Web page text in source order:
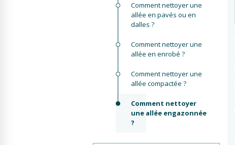
Comment nettoyer une
allée en pavés ou en
dalles ?
Comment nettoyer une
allée en enrobé ?
Comment nettoyer une
allée compactée ?
Comment nettoyer
une allée engazonnée
?